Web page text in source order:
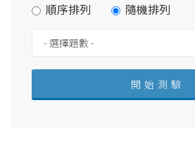
順序排列 隨機排列